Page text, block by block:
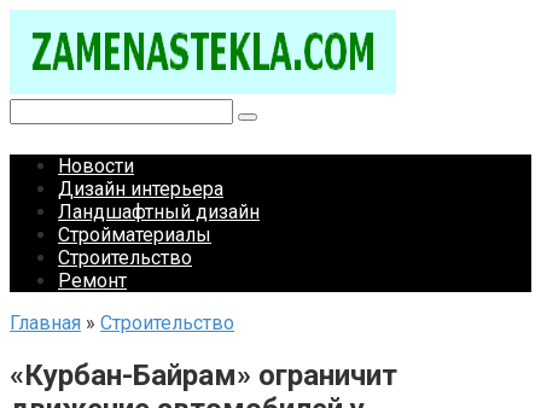
контенту
Новости
Дизайн интерьера
Ландшафтный дизайн
Стройматериалы
Строительство
Ремонт
Главная » Строительство
«Курбан-Байрам» ограничит